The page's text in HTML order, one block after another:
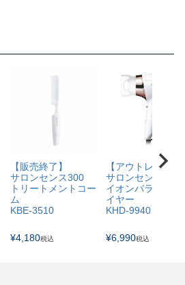
【販売終了】
サロンセンス300
トリートメントコー
ム
KBE-3510
¥4,180税込
【アウトレット】
サロンセンス300
イオンバランスド
イヤー
KHD-9940
¥6,990税込